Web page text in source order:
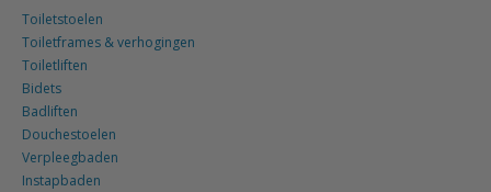
Toiletstoelen
Toiletframes & verhogingen
Toiletliften
Bidets
Badliften
Douchestoelen
Verpleegbaden
Instapbaden